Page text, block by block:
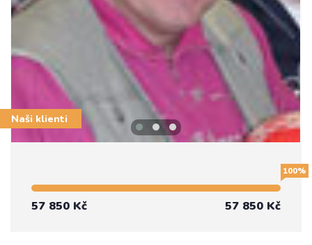
Naši klienti
100%
57 850 Kč 57 850 Kč